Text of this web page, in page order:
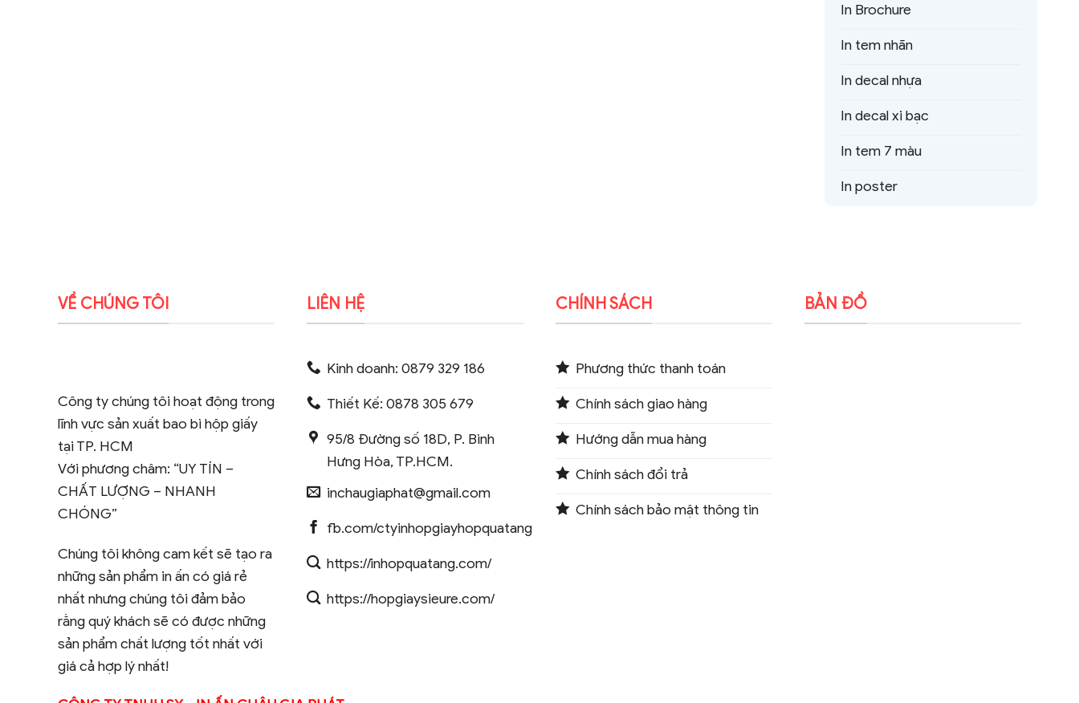
In Brochure
In tem nhãn
In decal nhựa
In decal xi bạc
In tem 7 màu
In poster
VỀ CHÚNG TÔI
Công ty chúng tôi hoạt động trong
lĩnh vực sản xuất bao bì hộp giấy
tại TP. HCM
Với phương châm: “UY TÍN –
CHẤT LƯỢNG – NHANH
CHÓNG”
Chúng tôi không cam kết sẽ tạo ra
những sản phẩm in ấn có giá rẻ
nhất nhưng chúng tôi đảm bảo
rằng quý khách sẽ có được những
sản phẩm chất lượng tốt nhất với
giá cả hợp lý nhất!
LIÊN HỆ
Kinh doanh: 0879 329 186
Thiết Kế: 0878 305 679
95/8 Đường số 18D, P. Bình
Hưng Hòa, TP.HCM.
inchaugiaphat@gmail.com
fb.com/ctyinhopgiayhopquatang
https://inhopquatang.com/
https://hopgiaysieure.com/
CHÍNH SÁCH
Phương thức thanh toán
Chính sách giao hàng
Hướng dẫn mua hàng
Chính sách đổi trả
Chính sách bảo mật thông tin
BẢN ĐỒ